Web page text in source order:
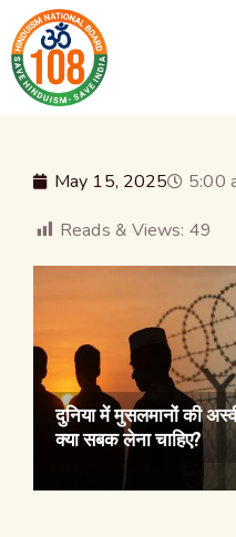
May 15, 2025
5:00
Reads & Views: 49
दुनिया में मुसलमानों की
क्या सबक लेना चाहिए?